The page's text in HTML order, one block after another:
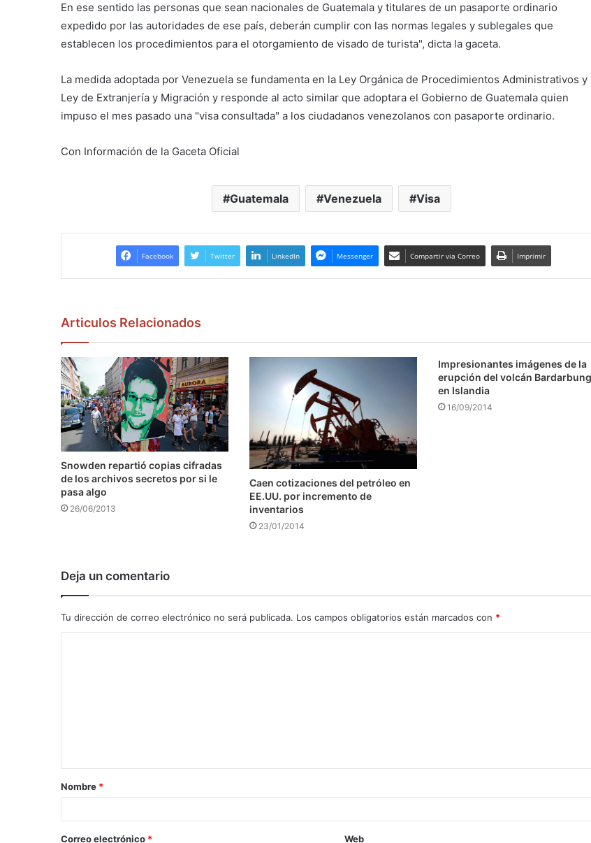
En ese sentido las personas que sean nacionales de Guatemala y titulares de un pasaporte ordinario
expedido por las autoridades de ese país, deberán cumplir con las normas legales y sublegales que
establecen los procedimientos para el otorgamiento de visado de turista", dicta la gaceta.
La medida adoptada por Venezuela se fundamenta en la Ley Orgánica de Procedimientos Administrativos y
Ley de Extranjería y Migración y responde al acto similar que adoptara el Gobierno de Guatemala quien
impuso el mes pasado una "visa consultada" a los ciudadanos venezolanos con pasaporte ordinario.
Con Información de la Gaceta Oficial
Guatemala Venezuela Visa
Facebook Twitter LinkedIn Messenger Compartir via Correo Imprimir
Articulos Relacionados
Snowden repartió copias cifradas
de los archivos secretos por si le
pasa algo
26/06/2013
Caen cotizaciones del petróleo en
EE.UU. por incremento de
inventarios
23/01/2014
Impresionantes imágenes de la
erupción del volcán
en Islandia
16/09/2014
Deja un comentario
Tu dirección de correo electrónico no será publicada. Los campos obligatorios están marcados con *
a
r
Nombre *
Correo electrónico * Web